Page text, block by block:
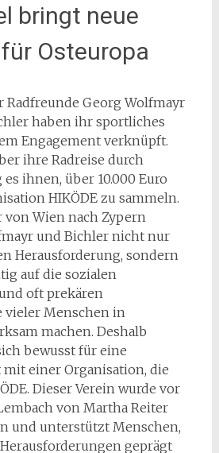
bringt neue
Osteuropa
Radfreunde Georg Wolfmayr
haben ihr sportliches
Engagement verknüpft.
ihre Radreise durch
ihnen, über 10.000 Euro
HIKÖDE zu sammeln.
von Wien nach Zypern
und Bichler nicht nur
Herausforderung, sondern
auf die sozialen
oft prekären
vieler Menschen in
machen. Deshalb
bewusst für eine
einer Organisation, die
Dieser Verein wurde vor
von Martha Reiter
und unterstützt Menschen,
geprägt